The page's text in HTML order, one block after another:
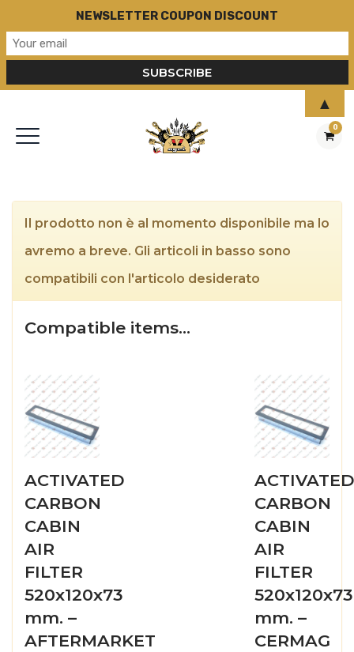
0
Il prodotto non è al momento disponibile ma lo
avremo a breve. Gli articoli in basso sono
compatibili con l'articolo desiderato
Compatible items…
ACTIVATED
CARBON
CABIN
AIR
FILTER
520x120x73
mm. –
AFTERMARKET
CARBON
CABIN
AIR
FILTER
520x120x73
mm. –
CERMAG
NEWSLETTER COUPON DISCOUNT
▲